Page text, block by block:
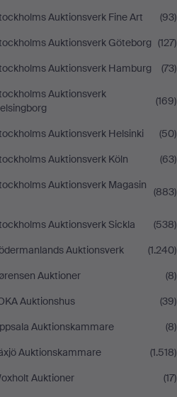
Auktionsverk Fine Art
(93)
Auktionsverk Göteborg (127)
Auktionsverk Hamburg
(73)
Auktionsverk
(169)
Auktionsverk Helsinki
(50)
Auktionsverk Köln
(63)
Auktionsverk Magasin
(883)
Auktionsverk Sickla
(538)
Auktionsverk
(1.240)
Auktioner
(8)
Auktionshus
(39)
Auktionskammare
(8)
Auktionskammare
(1.518)
Auktioner
(17)